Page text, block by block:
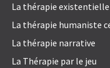
La thérapie existentielle
La thérapie humaniste
La thérapie narrative
La Thérapie par le jeu